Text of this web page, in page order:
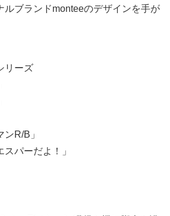
ルブランドmonteeのデザインを手が
リーズ
ンR/B」
スパーだよ！」